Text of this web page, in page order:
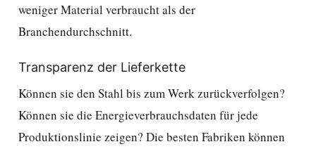
weniger Material verbraucht als der
Branchendurchschnitt.
Transparenz der Lieferkette
Können sie den Stahl bis zum Werk zurückverfolgen?
Können sie die Energieverbrauchsdaten für jede
Produktionslinie zeigen? Die besten Fabriken können